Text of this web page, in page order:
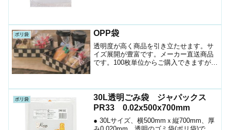
ポリ袋 OPP袋
透明度が高く商品を引き立たせます。サ
イズ展開が豊富です。メーカー直送商品
です。100枚単位からご購入できますが、
のフィルムを使った場合、価格を押さえ
ることができます。下...
ポリ袋
30L透明ごみ袋 ジャパックス
PR33 0.02x500x700mm
● 30Lサイズ、横500mmｘ縦700mm、厚